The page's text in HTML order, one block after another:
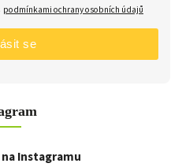
Instagramu
podmínkami ochrany osobních údajů
se